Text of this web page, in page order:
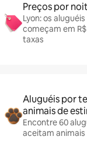
Preços por
Lyon: os
começam em
taxas
Aluguéis por
animais de
Encontre 60
aceitam